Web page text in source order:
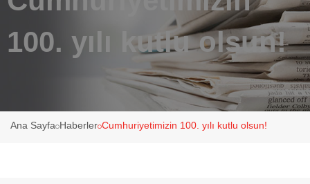
100. yılı kutlu olsun!
Ana Sayfa Haberler Cumhuriyetimizin 100. yılı kutlu olsun!